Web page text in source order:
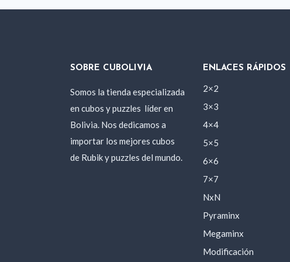
SOBRE CUBOLIVIA
Somos la tienda especializada
en cubos y puzzles líder en
Bolivia. Nos dedicamos a
importar los mejores cubos
de Rubik y puzzles del mundo.
ENLACES RÁPIDOS
2×2
3×3
4×4
5×5
6×6
7×7
NxN
Pyraminx
Megaminx
Modificación